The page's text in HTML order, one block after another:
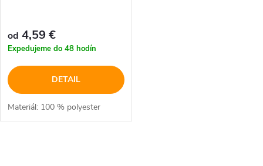
od 4,59 €
Expedujeme do 48 hodín
DETAIL
Materiál: 100 % polyester